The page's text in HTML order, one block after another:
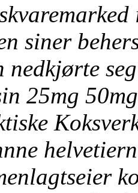
siner
nedkjørte
25mg